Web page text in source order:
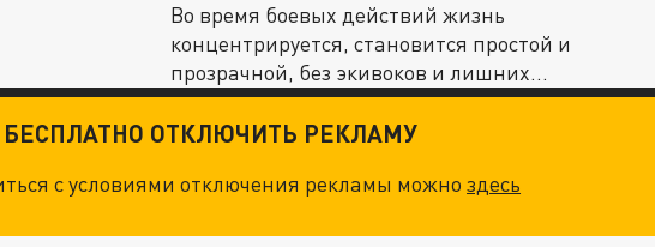
Во время боевых действий жизнь
концентрируется, становится простой и
прозрачной, без экивоков и лишних...
ОТКЛЮЧИТЬ РЕКЛАМУ
с условиями отключения рекламы можноздесь